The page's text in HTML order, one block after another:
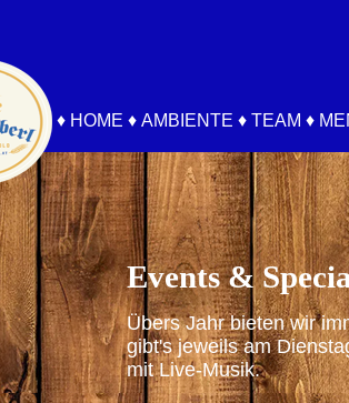
♦ HOME ♦ AMBIENTE ♦ TEAM ♦
Events &
Übers Jahr bieten wir
gibt's jeweils am
mit Live-Musik.